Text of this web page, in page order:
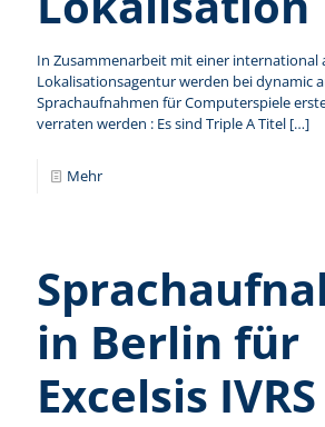
In Zusammenarbeit mit einer international
Lokalisationsagentur werden bei dynamic
Sprachaufnahmen für Computerspiele
verraten werden : Es sind Triple A Titel […]
Mehr
in Berlin für
Excelsis IVRS